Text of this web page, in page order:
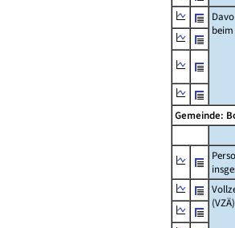
beim
Gemeinde:
(VZÄ)